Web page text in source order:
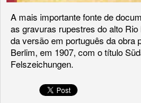
A mais importante fonte de
as gravuras rupestres do alto
da versão em português da obra
Berlim, em 1907, com o título
Felszeichungen.